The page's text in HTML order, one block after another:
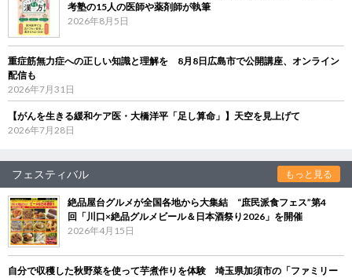
考塾の15人の医師や薬剤師が執筆
2026年8月5日
重症筋無力症への正しい知識と理解を 8月8日広島市で公開講座、オンライン
配信も
2026年7月31日
【がんを生きる緩和ケア医・大橋洋平「足し算命」】天空を見上げて
2026年7月28日
フェスティバル もっと見る
絶品屋台グルメが全国各地から大集結 “庶民派食フェス”第4
回「川口×絶品グルメビール＆日本酒祭り2026」を開催
2026年4月15日
自分で収穫した秋野菜を使って芋煮作りを体験 埼玉県加須市の「ファミリー